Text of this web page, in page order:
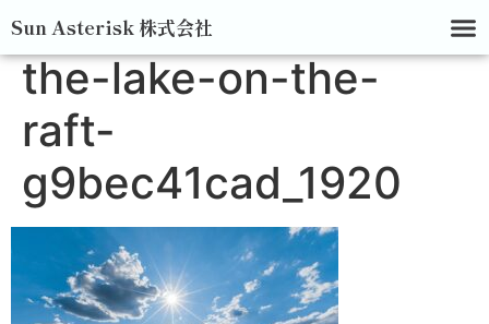
Sun Asterisk 株式会社
the-lake-on-the-
raft-
g9bec41cad_1920